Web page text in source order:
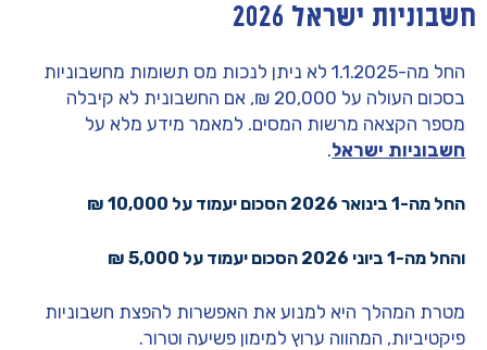
חשבוניות ישראל 2026
החל מה-1.1.2025 לא ניתן לנכות מס תשומות מחשבוניות
בסכום העולה על 20,000 ₪, אם החשבונית לא קיבלה
מספר הקצאה מרשות המסים. למאמר מידע מלא על
חשבוניות ישראל.
החל מה-1 בינואר 2026 הסכום יעמוד על 10,000 ₪
והחל מה-1 ביוני 2026 הסכום יעמוד על 5,000 ₪
מטרת המהלך היא למנוע את האפשרות להפצת חשבוניות
פיקטיביות, המהווה ערוץ למימון פשיעה וטרור.